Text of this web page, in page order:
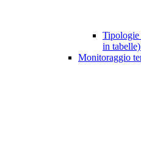
Tipologie
in tabelle)
Monitoraggio